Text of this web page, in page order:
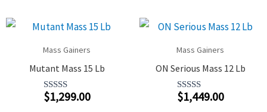
Múltiples
Mass Gainers
Mutant Mass 15 Lb
Valorado
Con
$1,299.00
Mass Gainers
ON Serious Mass 12 Lb
Valorado
$1,449.00